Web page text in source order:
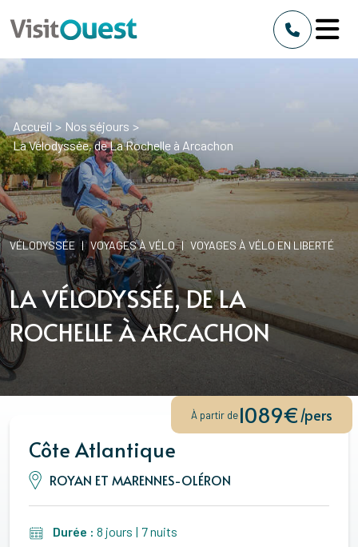
Accueil > Nos séjours >
La Vélodyssée, de La Rochelle à Arcachon
VÉLODYSSÉE | VOYAGES À VÉLO | VOYAGES À VÉLO EN LIBERTÉ
LA VÉLODYSSÉE, DE LA
ROCHELLE À ARCACHON
À partir de1089€/pers
Côte Atlantique
ROYAN ET MARENNES-OLÉRON
Durée :8 jours | 7 nuits